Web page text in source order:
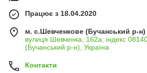
Працює з 18.04.2020
м. с.Шевченкове (Бучанський р-н)
вулиця Шевченка, 162а, індекс
(Бучанський р-н), Україна
Контакти